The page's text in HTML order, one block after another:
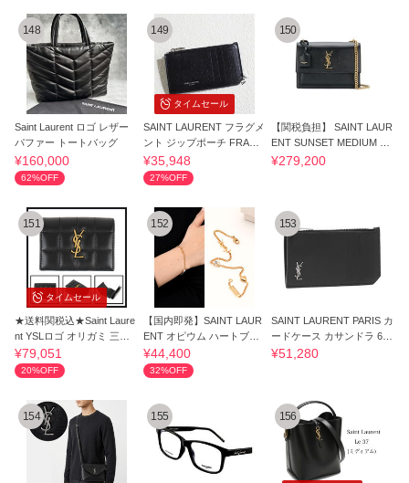
148
Saint Laurent ロゴ レザー
パファー トートバッグ
¥160,000
62%OFF
タイムセール
149
SAINT LAURENT フラグメ
ント ジップポーチ FRAGM
ENTS ZIP POUCH
¥35,948
27%OFF
150
【関税負担】 SAINT LAUR
ENT SUNSET MEDIUM BA
G
¥279,200
タイムセール
151
★送料関税込★Saint Laure
nt YSLロゴ オリガミ 三つ
折り財布
¥79,051
20%OFF
152
【国内即発】SAINT LAUR
ENT オピウム ハートブレ
スレット
¥44,400
32%OFF
153
SAINT LAURENT PARIS カ
ードケース カサンドラ 629
899 1JB0E
¥51,280
154 155 156